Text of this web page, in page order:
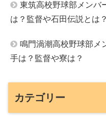
東筑高校野球部メンバ
は？監督や石田伝説とは？
鳴門渦潮高校野球部メ
手は？監督や寮は？
カテゴリー